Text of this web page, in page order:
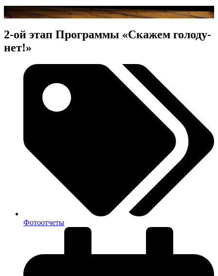
2-ой этап Программы «Скажем голоду-
нет!»
Фотоотчеты